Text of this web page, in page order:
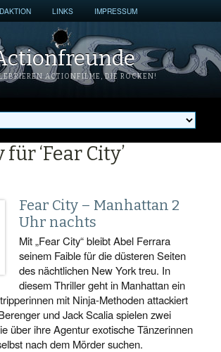
LINKS IMPRESSUM
ACTIONFILME, DIE ROCKEN!
‘Fear City’
Fear City – Manhattan 2
Uhr nachts
Mit „Fear City“ bleibt Abel Ferrara
seinem Faible für die düsteren Seiten
des nächtlichen New York treu. In
diesem Thriller geht in Manhattan ein
mit Ninja-Methoden attackiert
und Jack Scalia spielen zwei
über ihre Agentur exotische Tänzerinnen
nach dem Mörder suchen.